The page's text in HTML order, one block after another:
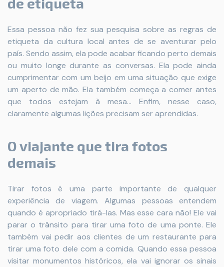
Essa pessoa não fez sua pesquisa sobre as regras de
etiqueta da cultura local antes de se aventurar pelo
país. Sendo assim, ela pode acabar ficando perto demais
ou muito longe durante as conversas. Ela pode ainda
cumprimentar com um beijo em uma situação que exige
um aperto de mão. Ela também começa a comer antes
que todos estejam à mesa... Enfim, nesse caso,
claramente algumas lições precisam ser aprendidas.
O viajante que tira fotos
demais
Tirar fotos é uma parte importante de qualquer
experiência de viagem. Algumas pessoas entendem
quando é apropriado tirá-las. Mas esse cara não! Ele vai
parar o trânsito para tirar uma foto de uma ponte. Ele
também vai pedir aos clientes de um restaurante para
tirar uma foto dele com a comida. Quando essa pessoa
visitar monumentos históricos, ela vai ignorar os sinais